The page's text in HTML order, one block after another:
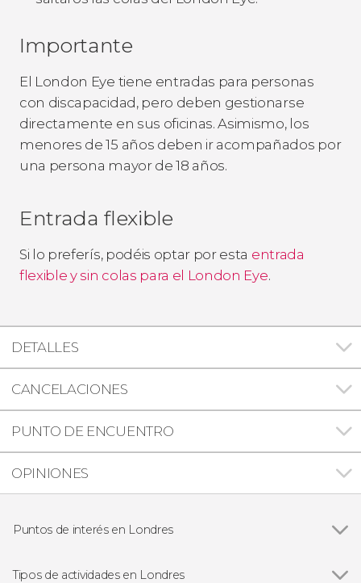
Importante
El London Eye tiene entradas para personas
con discapacidad, pero deben gestionarse
directamente en sus oficinas. Asimismo, los
menores de 15 años deben ir acompañados por
una persona mayor de 18 años.
Entrada flexible
Si lo preferís, podéis optar por esta entrada
flexible y sin colas para el London Eye.
DETALLES
CANCELACIONES
PUNTO DE ENCUENTRO
OPINIONES
Puntos de interés en Londres
Palacio de Buckingham
Tipos de actividades en Londres